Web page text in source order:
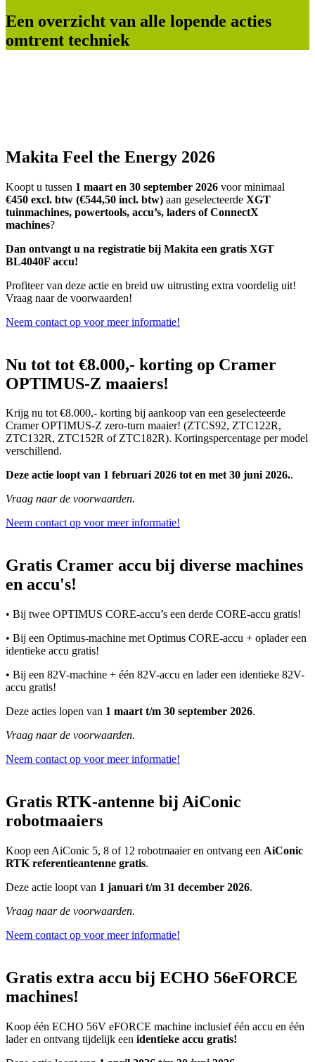
Een overzicht van alle lopende acties
omtrent techniek
Makita Feel the Energy 2026
Koopt u tussen 1 maart en 30 september 2026 voor minimaal
€450 excl. btw (€544,50 incl. btw) aan geselecteerde XGT
tuinmachines, powertools, accu’s, laders of ConnectX
machines?
Dan ontvangt u na registratie bij Makita een gratis XGT
BL4040F accu!
Profiteer van deze actie en breid uw uitrusting extra voordelig uit!
Vraag naar de voorwaarden!
Neem contact op voor meer informatie!
Nu tot tot €8.000,- korting op Cramer
OPTIMUS-Z maaiers!
Krijg nu tot €8.000,- korting bij aankoop van een geselecteerde
Cramer OPTIMUS-Z zero-turn maaier! (ZTCS92, ZTC122R,
ZTC132R, ZTC152R of ZTC182R). Kortingspercentage per model
verschillend.
Deze actie loopt van 1 februari 2026 tot en met 30 juni 2026..
Vraag naar de voorwaarden.
Neem contact op voor meer informatie!
Gratis Cramer accu bij diverse machines
en accu's!
• Bij twee OPTIMUS CORE-accu’s een derde CORE-accu gratis!
• Bij een Optimus-machine met Optimus CORE-accu + oplader een
identieke accu gratis!
• Bij een 82V-machine + één 82V-accu en lader een identieke 82V-
accu gratis!
Deze acties lopen van 1 maart t/m 30 september 2026.
Vraag naar de voorwaarden.
Neem contact op voor meer informatie!
Gratis RTK-antenne bij AiConic
robotmaaiers
Koop een AiConic 5, 8 of 12 robotmaaier en ontvang een AiConic
RTK referentieantenne gratis.
Deze actie loopt van 1 januari t/m 31 december 2026.
Vraag naar de voorwaarden.
Neem contact op voor meer informatie!
Gratis extra accu bij ECHO 56eFORCE
machines!
Koop één ECHO 56V eFORCE machine inclusief één accu en één
lader en ontvang tijdelijk een identieke accu gratis!